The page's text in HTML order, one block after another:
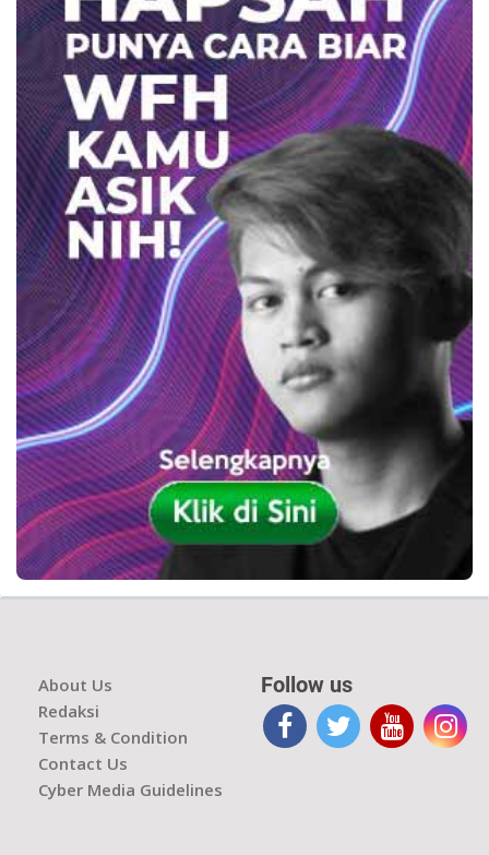
About Us
Redaksi
Terms & Condition
Contact Us
Cyber Media Guidelines
Follow us